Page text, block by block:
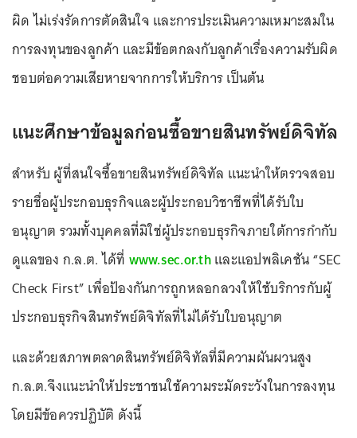
ผิด ไม่เร่งรัดการตัดสินใจ และการประเมินความเหมาะสมใน
การลงทุนของลูกค้า และมีข้อตกลงกับลูกค้าเรื่องความรับผิด
ชอบต่อความเสียหายจากการให้บริการ เป็นต้น
แนะศึกษาข้อมูลก่อนซื้อขายสินทรัพย์ดิจิทัล
สำหรับ ผู้ที่สนใจซื้อขายสินทรัพย์ดิจิทัล แนะนำให้ตรวจสอบ
รายชื่อผู้ประกอบธุรกิจและผู้ประกอบวิชาชีพที่ได้รับใบ
อนุญาต รวมทั้งบุคคลที่มิใช่ผู้ประกอบธุรกิจภายใต้การกำกับ
ดูแลของ ก.ล.ต. ได้ที่ www.sec.or.thและแอปพลิเคชัน “SEC
Check First” เพื่อป้องกันการถูกหลอกลวงให้ใช้บริการกับผู้
ประกอบธุรกิจสินทรัพย์ดิจิทัลที่ไม่ได้รับใบอนุญาต
และด้วยสภาพตลาดสินทรัพย์ดิจิทัลที่มีความผันผวนสูง
ก.ล.ต.จึงแนะนำให้ประชาชนใช้ความระมัดระวังในการลงทุน
โดยมีข้อควรปฏิบัติ ดังนี้